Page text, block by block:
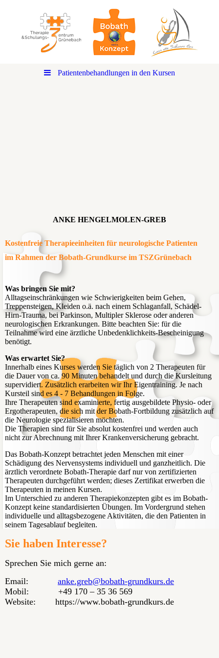
Patientenbehandlungen in den Kursen
ANKE HENGELMOLEN-GREB
Kostenfreie Therapieeinheiten für neurologische Patienten
im Rahmen der Bobath-Grundkurse im TSZGrünebach
Was bringen Sie mit?
Alltagseinschränkungen wie Schwierigkeiten beim Gehen,
Treppensteigen, Kleiden o.ä. nach einem Schlaganfall, Schädel-
Hirn-Trauma, bei Parkinson, Multipler Sklerose oder anderen
neurologischen Erkrankungen. Bitte beachten Sie: für die
Teilnahme wird eine ärztliche Unbedenklichkeits-Bescheinigung
benötigt.
Was erwartet Sie?
Innerhalb eines Kurses werden Sie täglich von 2 Therapeuten für
die Dauer von ca. 90 Minuten behandelt und durch die Kursleitung
supervidiert. Zusätzlich erarbeiten wir Ihr Eigentraining. Je nach
Kursteil sind es 4 - 7 Behandlungen in Folge.
Ihre Therapeuten sind examinierte, fertig ausgebildete Physio- oder
Ergotherapeuten, die sich mit der Bobath-Fortbildung zusätzlich auf
die Neurologie spezialisieren möchten.
Die Therapien sind für Sie absolut kostenfrei und werden auch
nicht zur Abrechnung mit Ihrer Krankenversicherung gebracht.
Das Bobath-Konzept betrachtet jeden Menschen mit einer
Schädigung des Nervensystems individuell und ganzheitlich. Die
ärztlich verordnete Bobath-Therapie darf nur von zertifizierten
Therapeuten durchgeführt werden; dieses Zertifikat erwerben die
Therapeuten in meinen Kursen.
Im Unterschied zu anderen Therapiekonzepten gibt es im Bobath-
Konzept keine standardisierten Übungen. Im Vordergrund stehen
individuelle und alltagsbezogene Aktivitäten, die den Patienten in
seinem Tagesablauf begleiten.
Sie haben Interesse?
Sprechen Sie mich gerne an:
Email: anke.greb@bobath-grundkurs.de
Mobil: +49 170 – 35 36 569
Website: https://www.bobath-grundkurs.de